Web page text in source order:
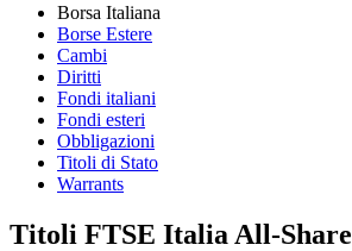
Borsa Italiana
Borse Estere
Cambi
Diritti
Fondi italiani
Fondi esteri
Obbligazioni
Titoli di Stato
Warrants
Titoli FTSE Italia All-Share